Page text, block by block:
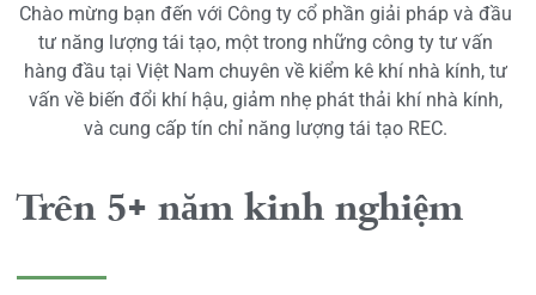
Chào mừng bạn đến với Công ty cổ phần giải pháp và đầu
tư năng lượng tái tạo, một trong những công ty tư vấn
hàng đầu tại Việt Nam chuyên về kiểm kê khí nhà kính, tư
vấn về biến đổi khí hậu, giảm nhẹ phát thải khí nhà kính,
và cung cấp tín chỉ năng lượng tái tạo REC.
Trên 5+ năm kinh nghiệm